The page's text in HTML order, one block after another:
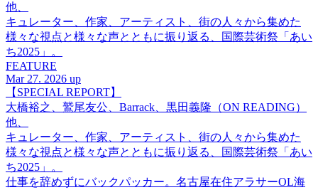
他、
キュレーター、作家、アーティスト、街の人々から集めた
様々な視点と様々な声とともに振り返る、国際芸術祭「あい
ち2025」。
FEATURE
Mar 27. 2026 up
【SPECIAL REPORT】
大橋裕之、鷲尾友公、Barrack、黒田義隆（ON READING）
他、
キュレーター、作家、アーティスト、街の人々から集めた
様々な視点と様々な声とともに振り返る、国際芸術祭「あい
ち2025」。
仕事を辞めずにバックパッカー。名古屋在住アラサーOL海